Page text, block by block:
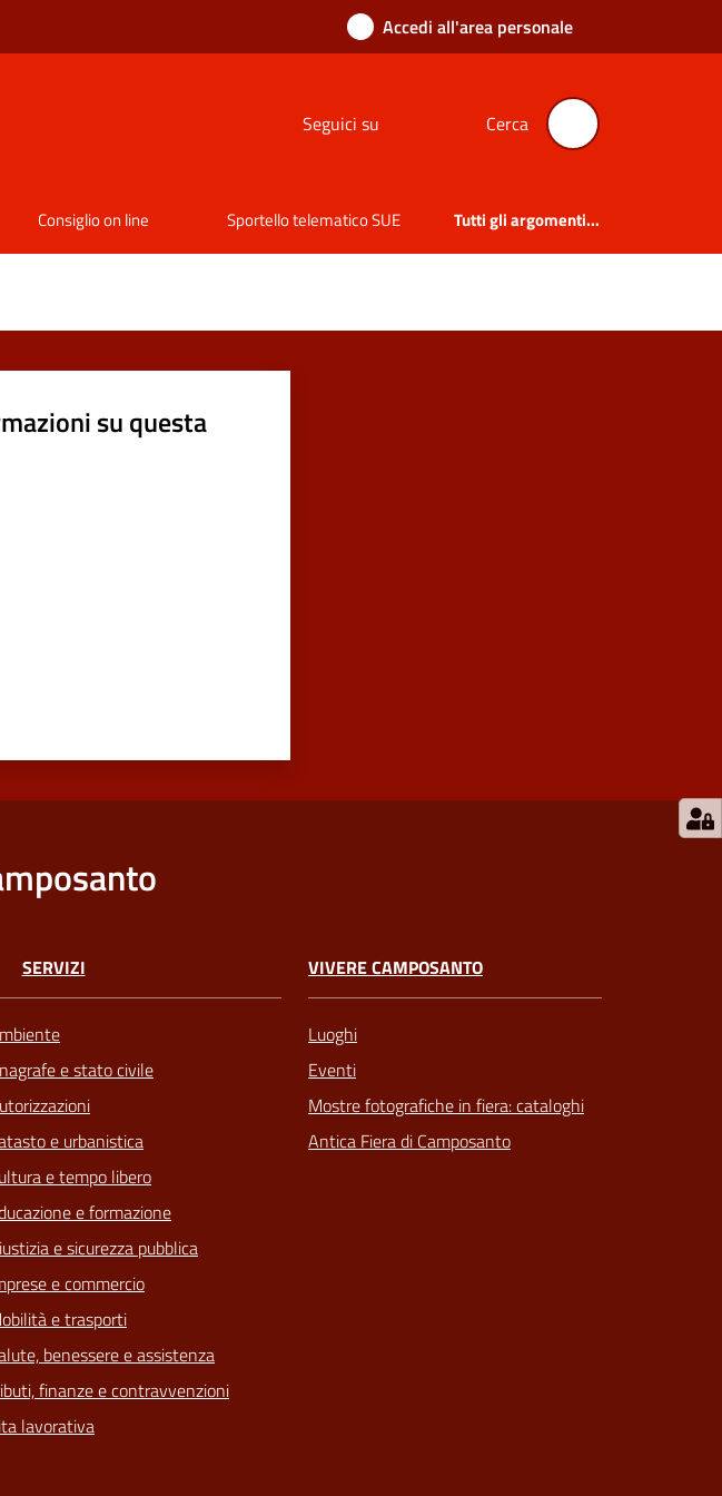
Accedi all'area personale
Seguici su Cerca
Consiglio on line Sportello telematico SUE Tutti gli argomenti...
su questa
SERVIZI
e stato civile
e urbanistica
e tempo libero
e formazione
e sicurezza pubblica
e commercio
e trasporti
benessere e assistenza
finanze e contravvenzioni
lavorativa
VIVERE CAMPOSANTO
Luoghi
Eventi
Mostre fotografiche in fiera: cataloghi
Antica Fiera di Camposanto